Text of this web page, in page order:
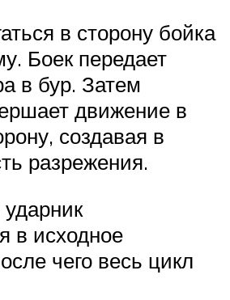
в сторону бойка
Боек передает
в бур. Затем
движение в
создавая в
разрежения.
ударник
в исходное
чего весь цикл